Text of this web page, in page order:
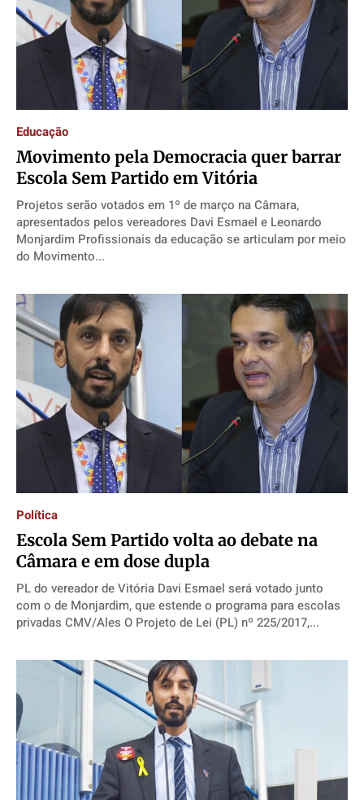
Educação
Movimento pela Democracia quer barrar
Escola Sem Partido em Vitória
Projetos serão votados em 1º de março na Câmara,
apresentados pelos vereadores Davi Esmael e Leonardo
Monjardim Profissionais da educação se articulam por meio
do Movimento...
Política
Escola Sem Partido volta ao debate na
Câmara e em dose dupla
PL do vereador de Vitória Davi Esmael será votado junto
com o de Monjardim, que estende o programa para escolas
privadas CMV/Ales O Projeto de Lei (PL) nº 225/2017,...